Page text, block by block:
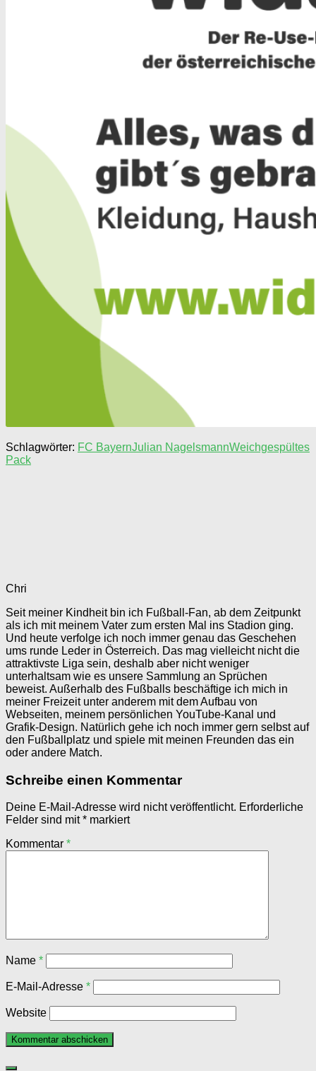
Schlagwörter: FC BayernJulian NagelsmannWeichgespültes
Pack
Chri
Seit meiner Kindheit bin ich Fußball-Fan, ab dem Zeitpunkt
als ich mit meinem Vater zum ersten Mal ins Stadion ging.
Und heute verfolge ich noch immer genau das Geschehen
ums runde Leder in Österreich. Das mag vielleicht nicht die
attraktivste Liga sein, deshalb aber nicht weniger
unterhaltsam wie es unsere Sammlung an Sprüchen
beweist. Außerhalb des Fußballs beschäftige ich mich in
meiner Freizeit unter anderem mit dem Aufbau von
Webseiten, meinem persönlichen YouTube-Kanal und
Grafik-Design. Natürlich gehe ich noch immer gern selbst auf
den Fußballplatz und spiele mit meinen Freunden das ein
oder andere Match.
Schreibe einen Kommentar
Deine E-Mail-Adresse wird nicht veröffentlicht. Erforderliche
Felder sind mit* markiert
Kommentar *
Name *
E-Mail-Adresse *
Website